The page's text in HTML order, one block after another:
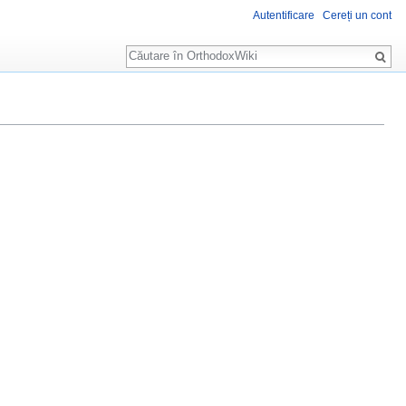
Autentificare Cereți un cont
Căutare